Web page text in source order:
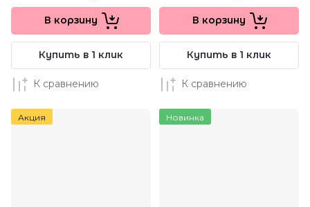
В корзину
Купить в 1 клик
К сравнению
В корзину
Купить в 1 клик
К сравнению
Акция Новинка